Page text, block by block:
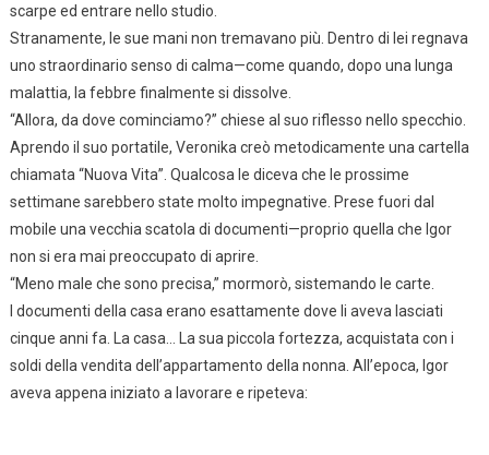
scarpe ed entrare nello studio.
Stranamente, le sue mani non tremavano più. Dentro di lei regnava
uno straordinario senso di calma—come quando, dopo una lunga
malattia, la febbre finalmente si dissolve.
“Allora, da dove cominciamo?” chiese al suo riflesso nello specchio.
Aprendo il suo portatile, Veronika creò metodicamente una cartella
chiamata “Nuova Vita”. Qualcosa le diceva che le prossime
settimane sarebbero state molto impegnative. Prese fuori dal
mobile una vecchia scatola di documenti—proprio quella che Igor
non si era mai preoccupato di aprire.
“Meno male che sono precisa,” mormorò, sistemando le carte.
I documenti della casa erano esattamente dove li aveva lasciati
cinque anni fa. La casa… La sua piccola fortezza, acquistata con i
soldi della vendita dell’appartamento della nonna. All’epoca, Igor
aveva appena iniziato a lavorare e ripeteva: